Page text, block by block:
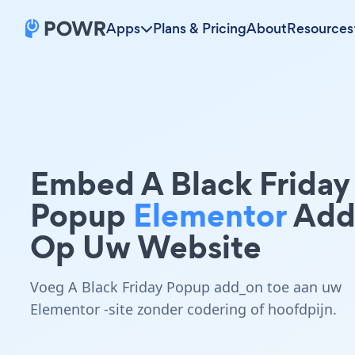
Apps Plans & PricingAboutResources
Embed A Black Friday
Popup Elementor
Op Uw Website
Voeg A Black Friday Popup add_on toe aan uw
Elementor -site zonder codering of hoofdpijn.